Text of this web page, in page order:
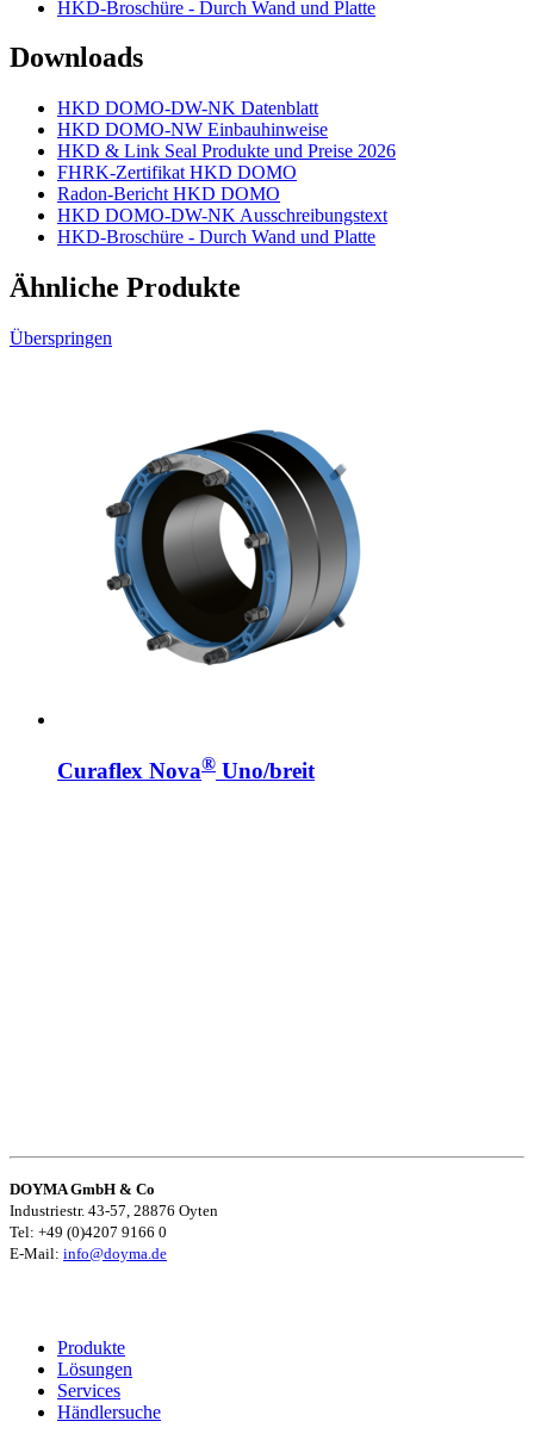
HKD-Broschüre - Durch Wand und Platte
Downloads
HKD DOMO-DW-NK Datenblatt
HKD DOMO-NW Einbauhinweise
HKD & Link Seal Produkte und Preise 2026
FHRK-Zertifikat HKD DOMO
Radon-Bericht HKD DOMO
HKD DOMO-DW-NK Ausschreibungstext
HKD-Broschüre - Durch Wand und Platte
Ähnliche Produkte
Überspringen
Curaflex Nova® Uno/breit
DOYMA GmbH & Co
Industriestr. 43-57, 28876 Oyten
Tel: +49 (0)4207 9166 0
E-Mail: info@doyma.de
Produkte
Lösungen
Services
Händlersuche